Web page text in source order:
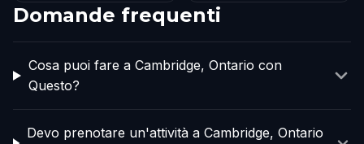
Domande frequenti
Cosa puoi fare a Cambridge, Ontario con
Questo?
Devo prenotare un'attività a Cambridge, Ontario